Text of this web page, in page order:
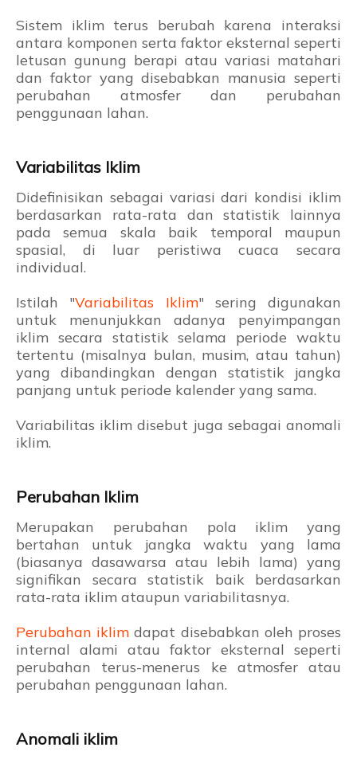
Sistem iklim terus berubah karena interaksi
antara komponen serta faktor eksternal seperti
letusan gunung berapi atau variasi matahari
dan faktor yang disebabkan manusia seperti
perubahan atmosfer dan perubahan
penggunaan lahan.
Variabilitas Iklim
Didefinisikan sebagai variasi dari kondisi iklim
berdasarkan rata-rata dan statistik lainnya
pada semua skala baik temporal maupun
spasial, di luar peristiwa cuaca secara
individual.
Istilah "Variabilitas Iklim" sering digunakan
untuk menunjukkan adanya penyimpangan
iklim secara statistik selama periode waktu
tertentu (misalnya bulan, musim, atau tahun)
yang dibandingkan dengan statistik jangka
panjang untuk periode kalender yang sama.
Variabilitas iklim disebut juga sebagai anomali
iklim.
Perubahan Iklim
Merupakan perubahan pola iklim yang
bertahan untuk jangka waktu yang lama
(biasanya dasawarsa atau lebih lama) yang
signifikan secara statistik baik berdasarkan
rata-rata iklim ataupun variabilitasnya.
Perubahan iklim dapat disebabkan oleh proses
internal alami atau faktor eksternal seperti
perubahan terus-menerus ke atmosfer atau
perubahan penggunaan lahan.
Anomali iklim